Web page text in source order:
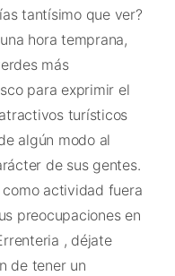
tantísimo que ver?
hora temprana,
más
para exprimir el
turísticos
algún modo al
de sus gentes.
actividad fuera
preocupaciones en
, déjate
de tener un